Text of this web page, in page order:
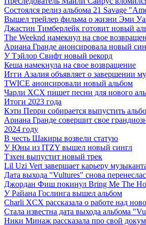
Состоялся релиз альбома 21 Savage
Вышел трейлер фильма о жизни Эми
Джастин Тимберлейк готовит новый
The Weeknd намекнул на свое
Ариана Гранде анонсировала новый
У Тэйлор Свифт новый рекорд
Кеша намекнула на свое возвращение
Игги Азалия объявляет о завершении
TWICE анонсировали новый альбом
Чарли XCX пишет песни для нового
Итоги 2023 года
Кэти Перри собирается выпустить
Ариана Гранде совершит свое
2024 году
В честь Шакиры возвели статую
У Юны из ITZY вышел новый сингл
Тэхен выпустит новый трек
Lil Uzi Vert завершает карьеру
Дата выхода "Vultures" снова
Джордан Фиш покинул Bring Me The
У Райана Гослинга вышел альбом
Charli XCX рассказала о работе над
Стала известна дата выхода альбома
Ники Минаж рассказала про свой